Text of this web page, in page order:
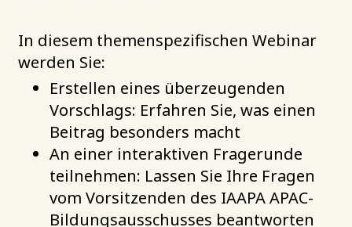
In diesem themenspezifischen Webinar
werden Sie:
Erstellen eines überzeugenden
Vorschlags: Erfahren Sie, was einen
Beitrag besonders macht
An einer interaktiven Fragerunde
teilnehmen: Lassen Sie Ihre Fragen
vom Vorsitzenden des IAAPA APAC-
Bildungsausschusses beantworten